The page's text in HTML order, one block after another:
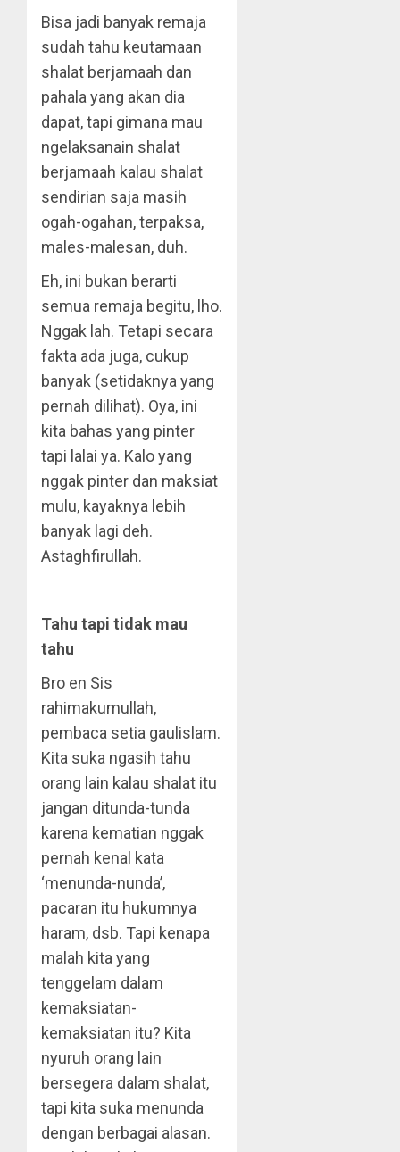
Bisa jadi banyak remaja
sudah tahu keutamaan
shalat berjamaah dan
pahala yang akan dia
dapat, tapi gimana mau
ngelaksanain shalat
berjamaah kalau shalat
sendirian saja masih
ogah-ogahan, terpaksa,
males-malesan, duh.
Eh, ini bukan berarti
semua remaja begitu, lho.
Nggak lah. Tetapi secara
fakta ada juga, cukup
banyak (setidaknya yang
pernah dilihat). Oya, ini
kita bahas yang pinter
tapi lalai ya. Kalo yang
nggak pinter dan maksiat
mulu, kayaknya lebih
banyak lagi deh.
Astaghfirullah.
Tahu tapi tidak mau
tahu
Bro en Sis
rahimakumullah,
pembaca setia gaulislam.
Kita suka ngasih tahu
orang lain kalau shalat itu
jangan ditunda-tunda
karena kematian nggak
pernah kenal kata
‘menunda-nunda’,
pacaran itu hukumnya
haram, dsb. Tapi kenapa
malah kita yang
tenggelam dalam
kemaksiatan-
kemaksiatan itu? Kita
nyuruh orang lain
bersegera dalam shalat,
tapi kita suka menunda
dengan berbagai alasan.